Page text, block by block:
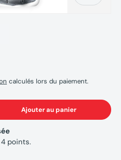
calculés lors du paiement.
Ajouter au panier
4 points.